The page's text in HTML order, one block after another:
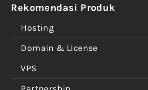
Rekomendasi Produk
Hosting
Domain & License
VPS